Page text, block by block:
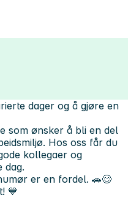
dager og å gjøre en
som ønsker å bli en del
Hos oss får du
kollegaer og
dag.
er en fordel. 🚗😊
💙